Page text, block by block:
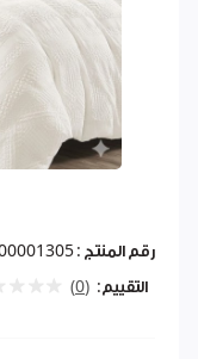
رقم المنتج :
التقييم: (0)